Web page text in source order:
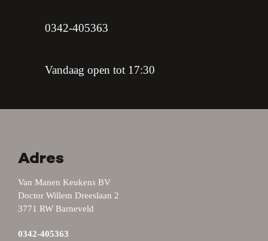
0342-405363
Vandaag open tot 17:30
Adres
Van Manen Keukens BV
Doctor Willem Dreeslaan 2
3771 RW Barneveld
0342-405363